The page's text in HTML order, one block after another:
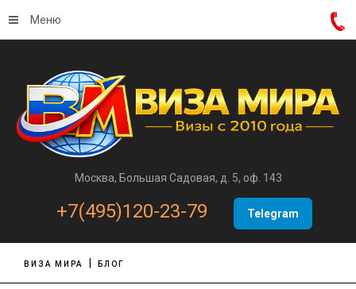
Москва, Большая Садовая, д. 5, оф. 143
+7(495)120-23-79 Telegram
Меню
ВИЗА МИРА БЛОГ